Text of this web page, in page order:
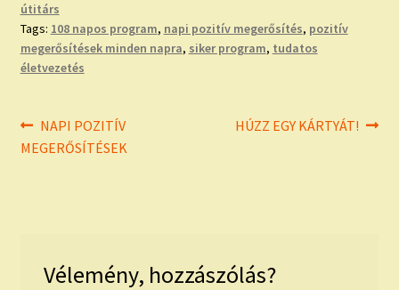
útitárs
Tags: 108 napos program, napi pozitív megerősítés, pozitív
megerősítések minden napra, siker program, tudatos
életvezetés
Bejegyzés
navigáció
Previous
post:
NAPI POZITÍV
MEGERŐSÍTÉSEK
Next
HÚZZ EGY KÁRTYÁT!
Vélemény, hozzászólás?